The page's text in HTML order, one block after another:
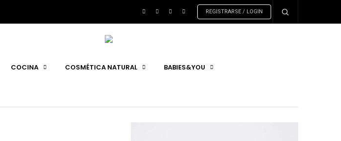
REGISTRARSE / LOGIN
COCINA COSMÉTICA NATURAL BABIES&YOU